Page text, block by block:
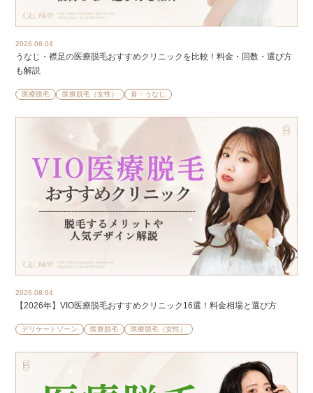
2026.08.04
うなじ・襟足の医療脱毛おすすめクリニックを比較！料金・回数・選び方
も解説
医療脱毛 医療脱毛（女性） 首・うなじ
2026.08.04
【2026年】VIO医療脱毛おすすめクリニック16選！料金相場と選び方
デリケートゾーン 医療脱毛 医療脱毛（女性）